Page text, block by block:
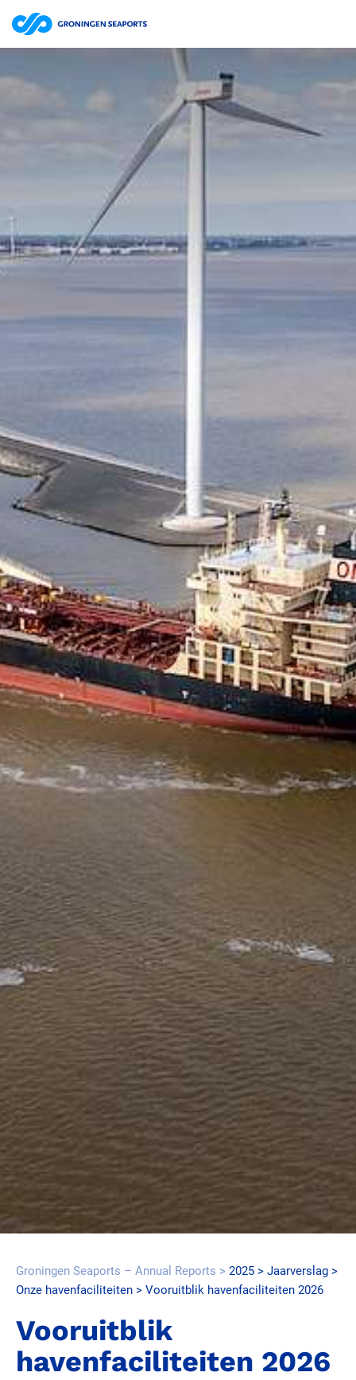
Groningen Seaports – Annual Reports 2025
Jaarverslag
Onze havenfaciliteiten
Vooruitblik havenfaciliteiten 2026
Vooruitblik
havenfaciliteiten 2026
Bestuursverslag | website
Jaarrekening | website
Jaarverslag 2025 Groningen Seaports N.V. | pdf
Jaarverslag | website
Jaarrekening | website
Jaarverslag 2023 Groningen Seaports N.V. | pdf